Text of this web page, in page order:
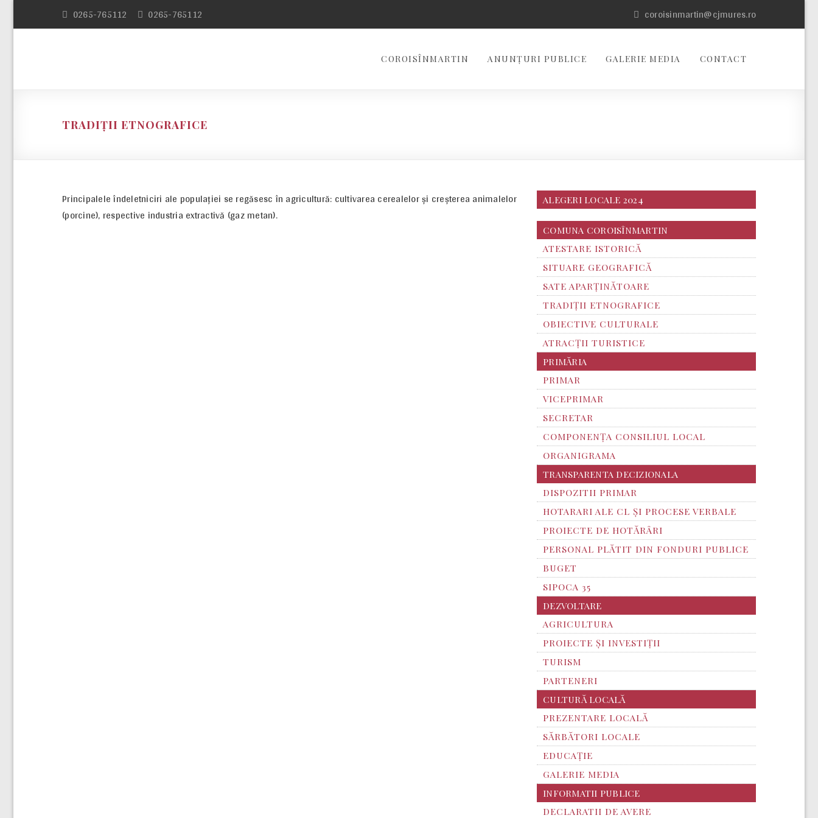
0265-765112 0265-765112 coroisinmartin@cjmures.ro
COROISÎNMARTIN ANUNȚURI PUBLICE GALERIE MEDIA CONTACT
TRADIȚII ETNOGRAFICE
Principalele îndeletniciri ale populaţiei se regăsesc în agricultură: cultivarea cerealelor şi creşterea animalelor
(porcine), respective industria extractivă (gaz metan).
ALEGERI LOCALE 2024
COMUNA COROISÎNMARTIN
ATESTARE ISTORICĂ
SITUARE GEOGRAFICĂ
SATE APARȚINĂTOARE
TRADIȚII ETNOGRAFICE
OBIECTIVE CULTURALE
ATRACȚII TURISTICE
PRIMĂRIA
PRIMAR
VICEPRIMAR
SECRETAR
COMPONENȚA CONSILIUL LOCAL
ORGANIGRAMA
TRANSPARENTA DECIZIONALA
DISPOZITII PRIMAR
HOTARARI ALE CL ȘI PROCESE VERBALE
PROIECTE DE HOTĂRÂRI
PERSONAL PLĂTIT DIN FONDURI PUBLICE
BUGET
SIPOCA 35
DEZVOLTARE
AGRICULTURA
PROIECTE ȘI INVESTIȚII
TURISM
PARTENERI
CULTURĂ LOCALĂ
PREZENTARE LOCALĂ
SĂRBĂTORI LOCALE
EDUCAȚIE
GALERIE MEDIA
INFORMATII PUBLICE
DECLARATII DE AVERE